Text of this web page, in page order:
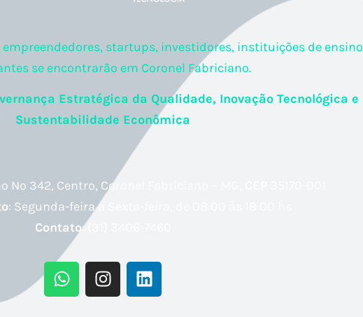
empreendedores, startups, investidores, instituições de ensino
se encontrarão em Coronel Fabriciano.
Estratégica da Qualidade, Inovação Tecnológica e
Sustentabilidade Econômica
Nº 342, Centro, Coronel Fabriciano – MG,
: Segunda-feira a Sexta-feira, de 08:00 às 18:00 hs
Contato: (31) 3406-7460